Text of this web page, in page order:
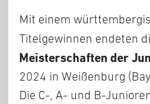
Mit einem
Titelgewinnen endeten
Meisterschaften der
2024 in Weißenburg
Die C-, A- und B-